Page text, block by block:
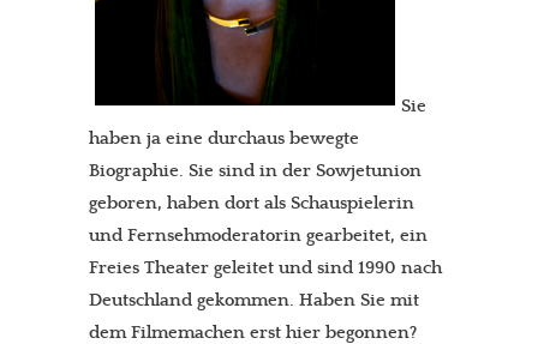
Sie
haben ja eine durchaus bewegte
Biographie. Sie sind in der Sowjetunion
geboren, haben dort als Schauspielerin
und Fernsehmoderatorin gearbeitet, ein
Freies Theater geleitet und sind 1990 nach
Deutschland gekommen. Haben Sie mit
dem Filmemachen erst hier begonnen?